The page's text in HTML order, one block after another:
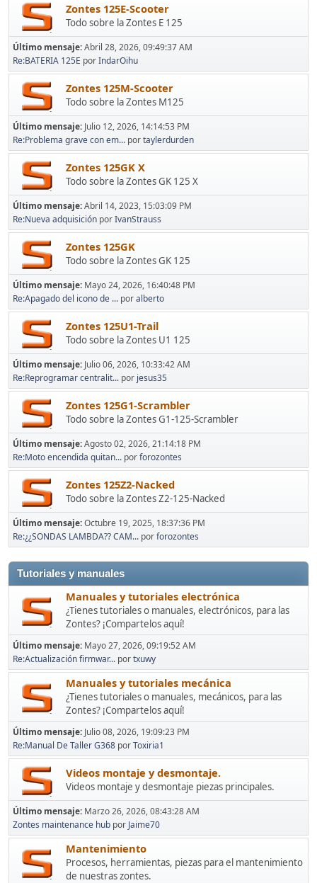
Zontes 125E-Scooter
Todo sobre la Zontes E 125
Último mensaje:Abril 28, 2026, 09:49:37 AM
Re:BATERIA 125E porIndarOihu
Zontes 125M-Scooter
Todo sobre la Zontes M125
Último mensaje: Julio 12, 2026, 14:14:53 PM
Re:Problema grave con em... portaylerdurden
Zontes 125GK X
Todo sobre la Zontes GK 125 X
Último mensaje:Abril 14, 2023, 15:03:09 PM
Re:Nueva adquisición porIvanStrauss
Zontes 125GK
Todo sobre la Zontes GK 125
Último mensaje: Mayo 24, 2026, 16:40:48 PM
Re:Apagado del icono de ... poralberto
Zontes 125U1-Trail
Todo sobre la Zontes U1 125
Último mensaje: Julio 06, 2026, 10:33:42 AM
Re:Reprogramar centralit... por jesus35
Zontes 125G1-Scrambler
Todo sobre la Zontes G1-125-Scrambler
Último mensaje:Agosto 02, 2026, 21:14:18 PM
Re:Moto encendida quitan... porforozontes
Zontes 125Z2-Nacked
Todo sobre la Zontes Z2-125-Nacked
Último mensaje:Octubre 19, 2025, 18:37:36 PM
Re:¿¿SONDAS LAMBDA?? CAM... porforozontes
Tutoriales y manuales
Manuales y tutoriales electrónica
¿Tienes tutoriales o manuales, electrónicos, para las
Zontes? ¡Compartelos aquí!
Último mensaje: Mayo 27, 2026, 09:19:52 AM
Re:Actualización firmwar... portxuwy
Manuales y tutoriales mecánica
¿Tienes tutoriales o manuales, mecánicos, para las
Zontes? ¡Compartelos aquí!
Último mensaje: Julio 08, 2026, 19:09:23 PM
Re:Manual De Taller G368 porToxiria1
Videos montaje y desmontaje.
Videos montaje y desmontaje piezas principales.
Último mensaje: Marzo 26, 2026, 08:43:28 AM
Zontes maintenance hub por Jaime70
Mantenimiento
Procesos, herramientas, piezas para el mantenimiento
de nuestras zontes.